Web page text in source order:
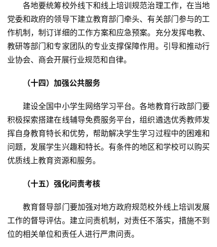
各地要统筹校外线下和线上培训规范治理工作，在当地
党委和政府的领导下建立教育部门牵头、有关部门参与的工
作机制，制订详细的工作方案和应急预案。充分发挥电教、
教研等部门和专家团队的专业支撑保障作用。引导和推动行
业协会、商会开展行业规范和自律。
（十四）加强公共服务
建设全国中小学生网络学习平台。各地教育行政部门要
积极探索搭建在线辅导免费服务平台，组织遴选优秀教师发
挥自身教育特长和优势，帮助解决学生学习过程中的困难和
问题，发展学生兴趣和特长。有条件的地区和学校可以购买
优质线上教育资源和服务。
（十五）强化问责考核
教育督导部门要加强对地方政府规范校外线上培训发展
工作的督导评估。建立问责机制，对责任不落实，措施不到
位的相关单位和责任人进行严肃问责。